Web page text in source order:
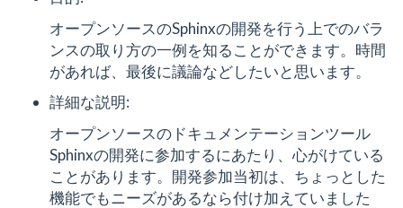
オープンソースのSphinxの開発を行う上でのバラ
ンスの取り方の一例を知ることができます。時間
があれば、最後に議論などしたいと思います。
詳細な説明:
オープンソースのドキュメンテーションツール
Sphinxの開発に参加するにあたり、心がけている
ことがあります。開発参加当初は、ちょっとした
機能でもニーズがあるなら付け加えていました